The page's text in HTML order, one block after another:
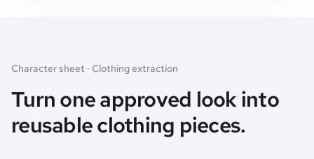
Character sheet · Clothing extraction
Turn one approved look into
reusable clothing pieces.